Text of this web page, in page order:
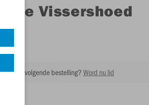
Malle Vissershoed
op je volgende bestelling?Word nu lid